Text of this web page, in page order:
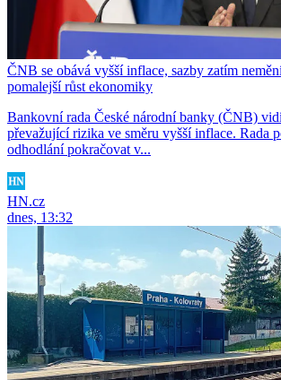
ČNB se obává vyšší inflace, sazby zatím
pomalejší růst ekonomiky
Bankovní rada České národní banky (ČNB)
převažující rizika ve směru vyšší inflace. Rada
odhodlání pokračovat v...
HN.cz
dnes, 13:32